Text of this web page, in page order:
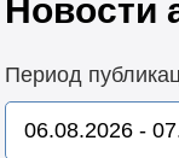
Новости
Период